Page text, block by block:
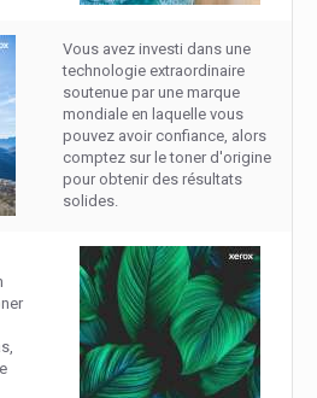
Vous avez investi dans une
technologie extraordinaire
soutenue par une marque
mondiale en laquelle vous
pouvez avoir confiance, alors
comptez sur le toner d'origine
pour obtenir des résultats
solides.